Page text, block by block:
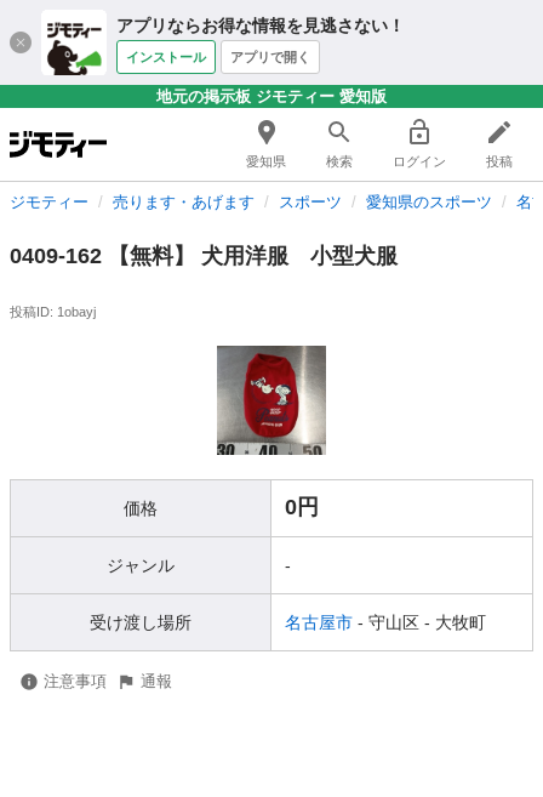
アプリならお得な情報を見逃さない！
インストール アプリで開く
地元の掲示板 ジモティー 愛知版
愛知県 検索 ログイン 投稿
ジモティー 売ります・あげます スポーツ 愛知県のスポーツ 名
0409-162 【無料】 犬用洋服 小型犬服
投稿ID: 1obayj
価格 0円
ジャンル -
受け渡し場所 名古屋市 - 守山区 - 大牧町
注意事項 通報